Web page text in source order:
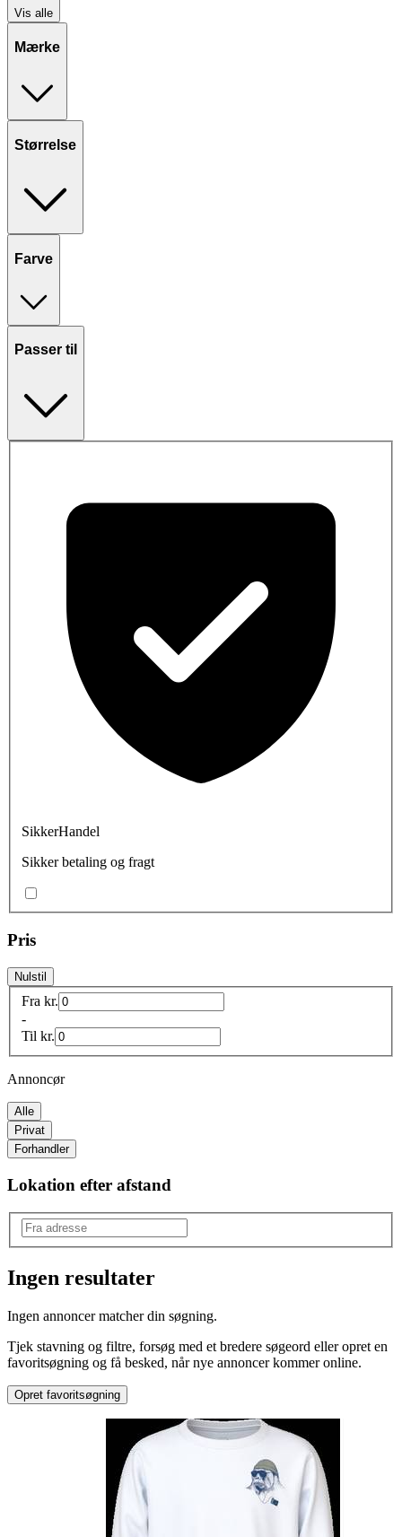
Vis alle
Mærke
Størrelse
Farve
Passer til
SikkerHandel
Sikker betaling og fragt
Pris
Nulstil
Fra kr.
-
Til kr.
Annoncør
Alle
Privat
Forhandler
Lokation efter afstand
Bluse
Ingen resultater
Ingen annoncer matcher din søgning.
Tjek stavning og filtre, forsøg med et bredere søgeord eller opret en
favoritsøgning og få besked, når nye annoncer kommer online.
Opret favoritsøgning